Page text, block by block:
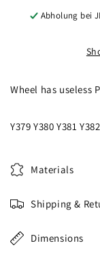
Abholung bei
Wheel has useless
Y379 Y380 Y381 Y382
Materials
Shipping &
Dimensions